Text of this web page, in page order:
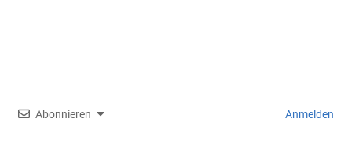
Abonnieren Anmelden